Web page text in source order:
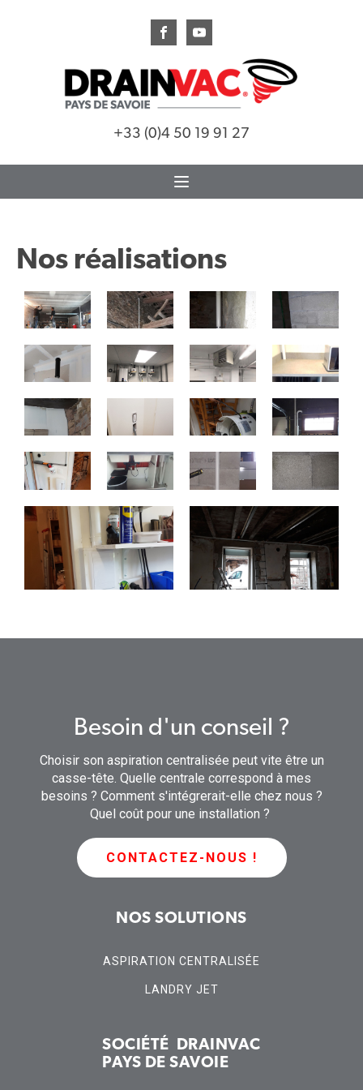
+33 (0)4 50 19 91 27
Nos réalisations
Besoin d'un conseil ?
Choisir son aspiration centralisée peut vite être un
casse-tête. Quelle centrale correspond à mes
besoins ? Comment s'intégrerait-elle chez nous ?
Quel coût pour une installation ?
CONTACTEZ-NOUS !
NOS SOLUTIONS
ASPIRATION CENTRALISÉE
LANDRY JET
SOCIÉTÉ DRAINVAC
PAYS DE SAVOIE